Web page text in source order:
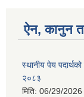
ऐन, कानुन
स्थानीय पेय
२०८३
मिति: 06/29/2026